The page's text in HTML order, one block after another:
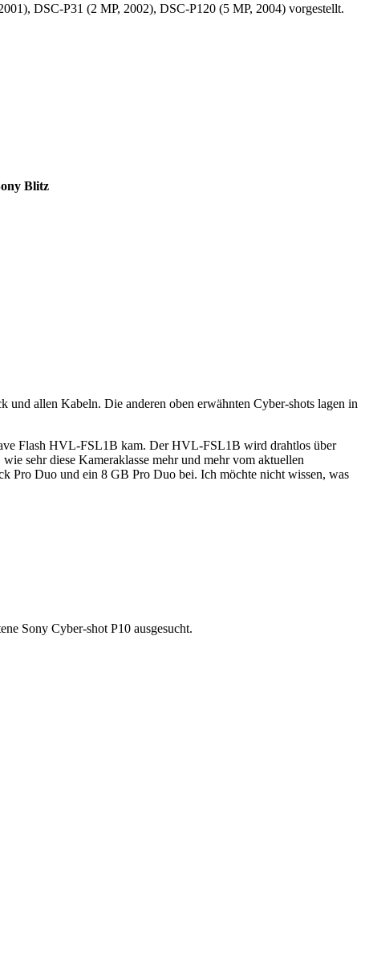
DSC-P31 (2 MP, 2002), DSC-P120 (5 MP, 2004) vorgestellt.
Blitz
allen Kabeln. Die anderen oben erwähnten Cyber-shots lagen in
Flash HVL-FSL1B kam. Der HVL-FSL1B wird drahtlos über
sehr diese Kameraklasse mehr und mehr vom aktuellen
Pro Duo und ein 8 GB Pro Duo bei. Ich möchte nicht wissen, was
Sony Cyber-shot P10 ausgesucht.